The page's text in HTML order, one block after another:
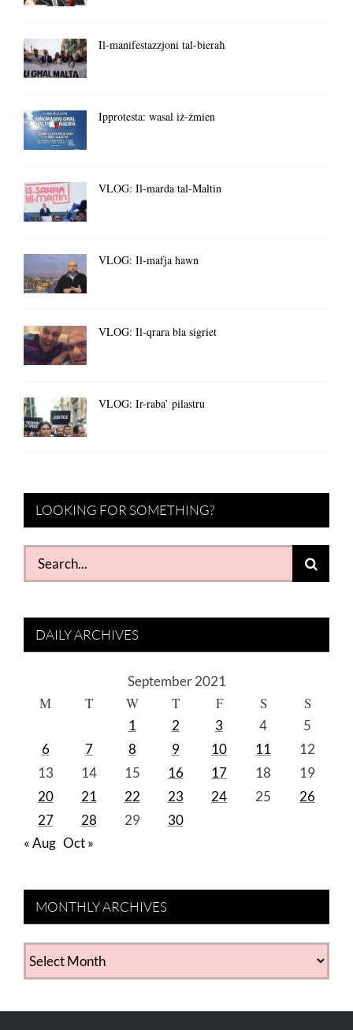
Il-manifestazzjoni tal-bieraħ
Ipprotesta: wasal iż-żmien
VLOG: Il-marda tal-Maltin
VLOG: Il-mafja hawn
VLOG: Il-qrara bla sigriet
VLOG: Ir-raba’ pilastru
LOOKING FOR SOMETHING?
Search
for:
DAILY ARCHIVES
September 2021
M T W T F S S
1 2 3 4
5
6
7 8 9 10 11
12
13
14 15 16 17 18
19
20
21 22 23 24 25
26
27
28 29
30
« Aug Oct »
MONTHLY ARCHIVES
MONTHLY
ARCHIVES